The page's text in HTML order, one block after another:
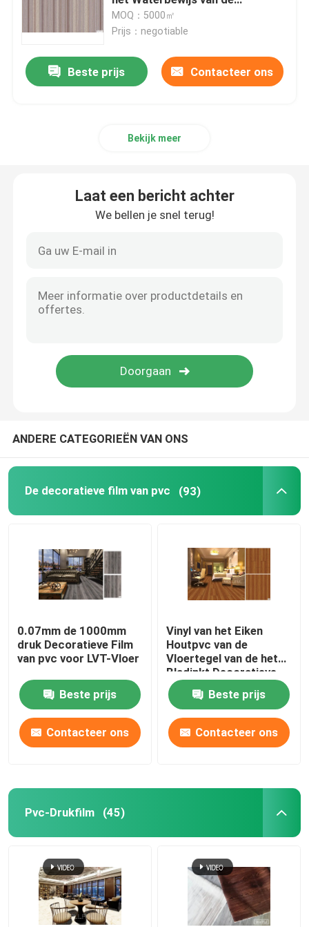
Zelfklevende pvc-Film
De houten Film van Korrelpvc
pvc-plankbevloering
Schil en Stok Vinylbevloering
Houten Vinylbevloering
Decorlaag
MOQ：5000㎡
Prijs：negotiable
Beste prijs Contacteer ons
Bekijk meer
Laat een bericht achter
We bellen je snel terug!
ANDERE CATEGORIEËN VAN ONS
De decoratieve film van pvc (93)
0.07mm de 1000mm
druk Decoratieve Film
van pvc voor LVT-Vloer
Beste prijs
Contacteer ons
Vinyl van het Eiken
Houtpvc van de
Vloertegel van de het
Bladinkt Decoratieve
de Overdrachtdruk
Beste prijs
Contacteer ons
Pvc-Drukfilm (45)